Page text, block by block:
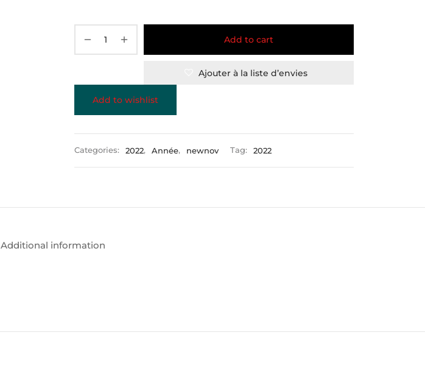
Add to cart
Ajouter à la liste d’envies
Add to wishlist
Categories: 2022, Année, newnov Tag: 2022
Additional information